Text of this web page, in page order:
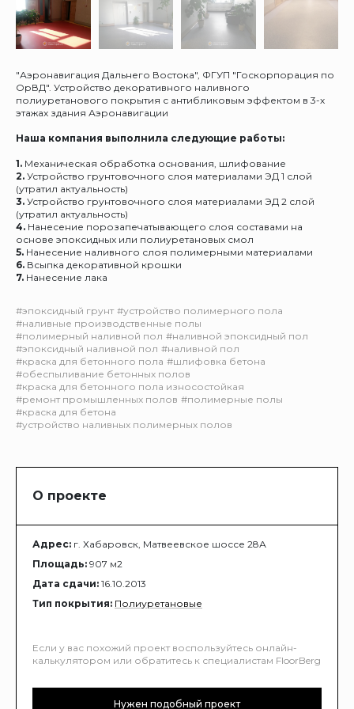
"Аэронавигация Дальнего Востока", ФГУП "Госкорпорация по
ОрВД". Устройство декоративного наливного
полиуретанового покрытия с антибликовым эффектом в 3-х
этажах здания Аэронавигации
Наша компания выполнила следующие работы:
1. Механическая обработка основания, шлифование
2. Устройство грунтовочного слоя материалами ЭД 1 слой
(утратил актуальность)
3. Устройство грунтовочного слоя материалами ЭД 2 слой
(утратил актуальность)
4. Нанесение порозапечатывающего слоя составами на
основе эпоксидных или полиуретановых смол
5. Нанесение наливного слоя полимерными материалами
6. Всыпка декоративной крошки
7. Нанесение лака
#эпоксидный грунт #устройство полимерного пола
#наливные производственные полы
#полимерный наливной пол #наливной эпоксидный пол
#эпоксидный наливной пол #наливной пол
#краска для бетонного пола #шлифовка бетона
#обеспыливание бетонных полов
#краска для бетонного пола износостойкая
#ремонт промышленных полов #полимерные полы
#краска для бетона
#устройство наливных полимерных полов
О проекте
Адрес: г. Хабаровск, Матвеевское шоссе 28А
Площадь: 907 м2
Дата сдачи: 16.10.2013
Тип покрытия: Полиуретановые
Если у вас похожий проект воспользуйтесь онлайн-
калькулятором или обратитесь к специалистам FloorBerg
Нужен подобный проект